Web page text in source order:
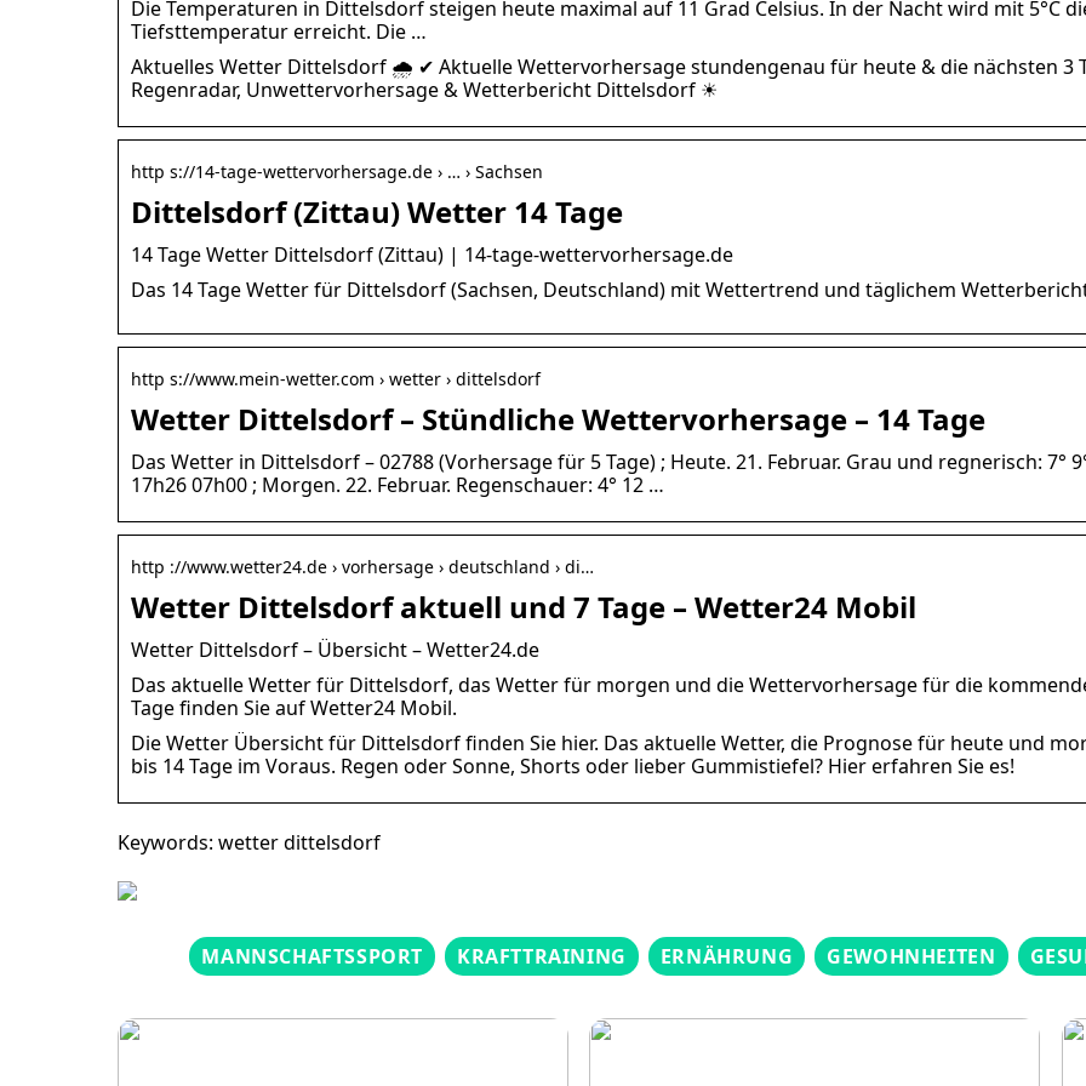
Die Temperaturen in Dittelsdorf steigen heute maximal auf 11 Grad Celsius. In der Nacht wird mit 5°C
Tiefsttemperatur erreicht. Die …
Aktuelles Wetter Dittelsdorf 🌧️ ✔ Aktuelle Wettervorhersage stundengenau für heute & die nächsten 3
Regenradar, Unwettervorhersage & Wetterbericht Dittelsdorf ☀
http s://14-tage-wettervorhersage.de › … › Sachsen
Dittelsdorf (Zittau) Wetter 14 Tage
14 Tage Wetter Dittelsdorf (Zittau) | 14-tage-wettervorhersage.de
Das 14 Tage Wetter für Dittelsdorf (Sachsen, Deutschland) mit Wettertrend und täglichem
http s://www.mein-wetter.com › wetter › dittelsdorf
Wetter Dittelsdorf – Stündliche Wettervorhersage – 14 Tage
Das Wetter in Dittelsdorf – 02788 (Vorhersage für 5 Tage) ; Heute. 21. Februar. Grau und regnerisch: 7°
17h26 07h00 ; Morgen. 22. Februar. Regenschauer: 4° 12 …
http ://www.wetter24.de › vorhersage › deutschland › di…
Wetter Dittelsdorf aktuell und 7 Tage – Wetter24 Mobil
Wetter Dittelsdorf – Übersicht – Wetter24.de
Das aktuelle Wetter für Dittelsdorf, das Wetter für morgen und die Wettervorhersage für die
Tage finden Sie auf Wetter24 Mobil.
Die Wetter Übersicht für Dittelsdorf finden Sie hier. Das aktuelle Wetter, die Prognose für heute und
bis 14 Tage im Voraus. Regen oder Sonne, Shorts oder lieber Gummistiefel? Hier erfahren Sie es!
Keywords: wetter dittelsdorf
MANNSCHAFTSSPORT KRAFTTRAINING ERNÄHRUNG GEWOHNHEITEN